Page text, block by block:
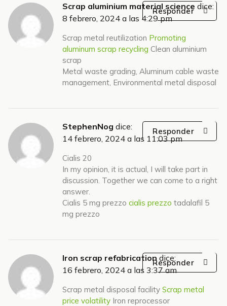
Scrap aluminium material science dice:
8 febrero, 2024 a las 4:29 pm
Scrap metal reutilization Promoting
aluminum scrap recycling Clean aluminium
scrap
Metal waste grading, Aluminum cable waste
management, Environmental metal disposal
Responder
StephenNog dice:
14 febrero, 2024 a las 11:03 pm
Cialis 20
In my opinion, it is actual, I will take part in
discussion. Together we can come to a right
answer.
Cialis 5 mg prezzo cialis prezzo tadalafil 5
mg prezzo
Responder
Iron scrap refabrication dice:
16 febrero, 2024 a las 3:37 am
Scrap metal disposal facility Scrap metal
price volatility Iron reprocessor
Responder